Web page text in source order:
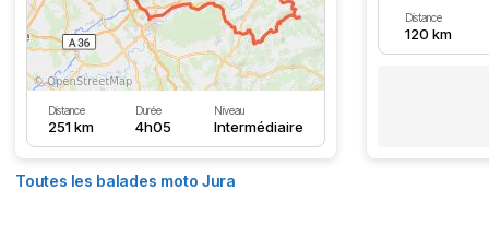
Distance
251 km
Durée
4h05
Niveau
Intermédiaire
Distance
120 km
Toutes les balades moto Jura